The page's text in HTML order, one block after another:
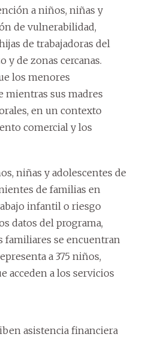
a niños, niñas y
de vulnerabilidad,
de trabajadoras del
y de zonas cercanas.
los menores
mientras sus madres
en un contexto
comercial y los
niñas y adolescentes de
de familias en
infantil o riesgo
datos del programa,
familiares se encuentran
a 375 niños,
acceden a los servicios
asistencia financiera